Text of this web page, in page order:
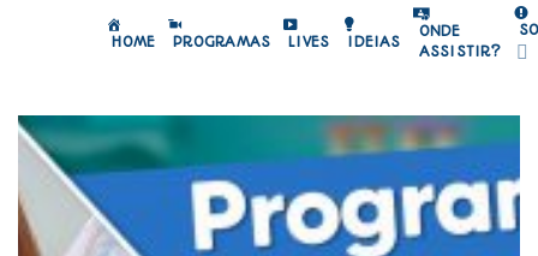
HOME PROGRAMAS LIVES IDEIAS
ONDE
ASSISTIR?